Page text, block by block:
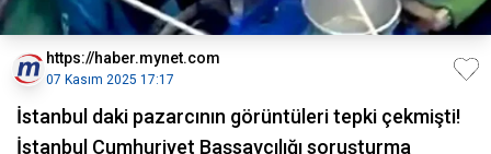
https://haber.mynet.com
07 Kasım 2025 17:17
İstanbul daki pazarcının görüntüleri tepki çekmişti!
İstanbul Cumhuriyet Başsavcılığı soruşturma